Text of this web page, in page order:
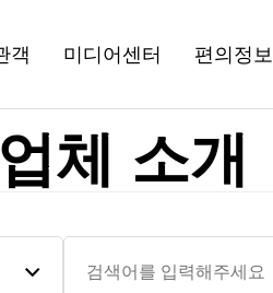
객 미디어센터 편의정보
체 소개